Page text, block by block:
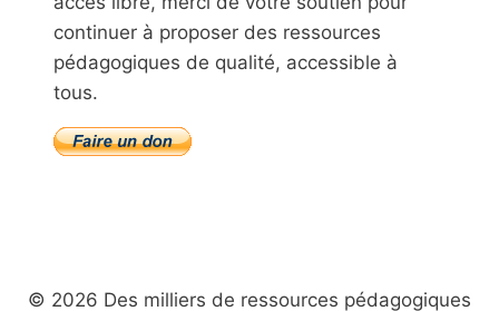
continuer à proposer des ressources
pédagogiques de qualité, accessible à
tous.
© 2026 Des milliers de ressources pédagogiques